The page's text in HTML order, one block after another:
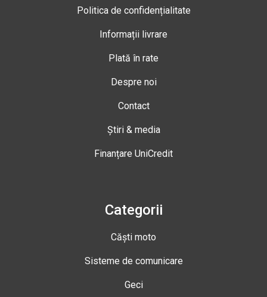
Politica de confidențialitate
Informații livrare
Plată în rate
Despre noi
Contact
Știri & media
Finanțare UniCredit
Categorii
Căști moto
Sisteme de comunicare
Geci